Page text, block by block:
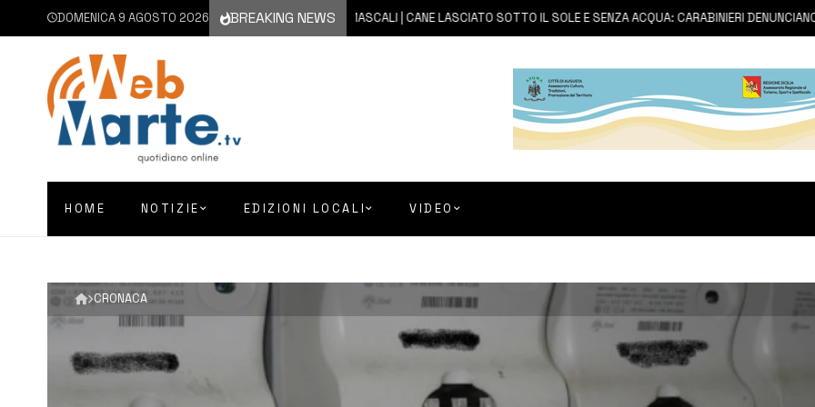
DOMENICA 9 AGOSTO 2026 BREAKING NEWS
9 AGOSTO 2026 MASCALI | CANE LASCIATO SOTTO IL SOLE E SENZA ACQUA: CARABINIERI DENUNCIANO
HOME NOTIZIE EDIZIONI LOCALI VIDEO
CRONACA